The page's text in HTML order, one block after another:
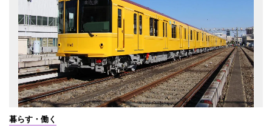
暮らす・働く